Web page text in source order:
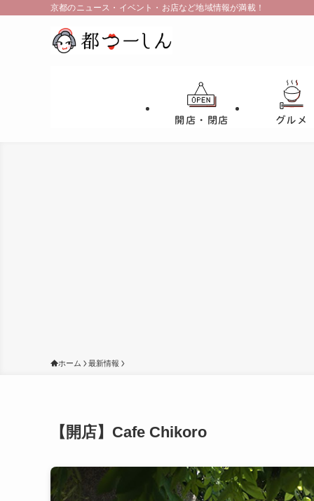
京都のニュース・イベント・お店など地域情報が満載！
開店・閉店 グルメ
ホーム 最新情報
【開店】Cafe Chikoro